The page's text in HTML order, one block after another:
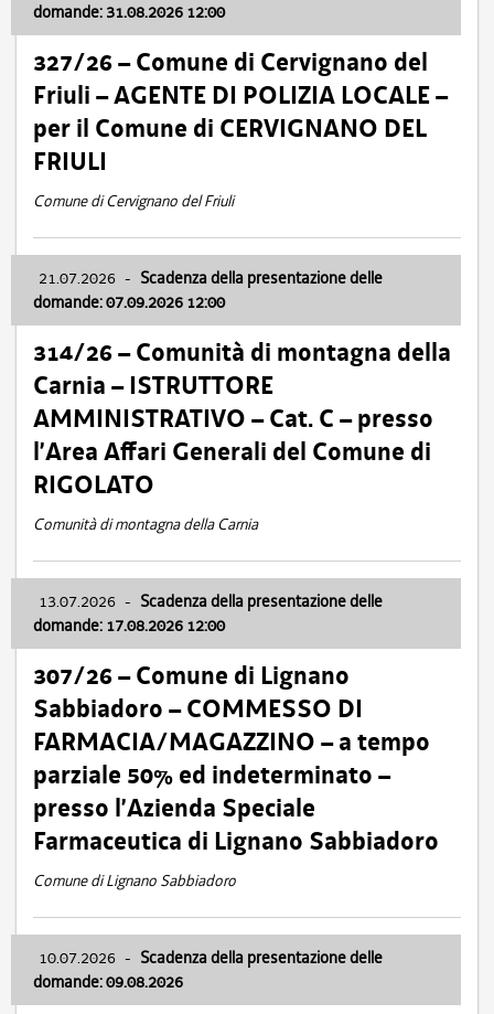
domande: 31.08.2026 12:00
327/26 – Comune di Cervignano del
Friuli – AGENTE DI POLIZIA LOCALE –
per il Comune di CERVIGNANO DEL
FRIULI
Comune di Cervignano del Friuli
21.07.2026 - Scadenza della presentazione delle
domande: 07.09.2026 12:00
314/26 – Comunità di montagna della
Carnia – ISTRUTTORE
AMMINISTRATIVO – Cat. C – presso
l’Area Affari Generali del Comune di
RIGOLATO
Comunità di montagna della Carnia
13.07.2026 - Scadenza della presentazione delle
domande: 17.08.2026 12:00
307/26 – Comune di Lignano
Sabbiadoro – COMMESSO DI
FARMACIA/MAGAZZINO – a tempo
parziale 50% ed indeterminato –
presso l’Azienda Speciale
Farmaceutica di Lignano Sabbiadoro
Comune di Lignano Sabbiadoro
10.07.2026 - Scadenza della presentazione delle
domande: 09.08.2026